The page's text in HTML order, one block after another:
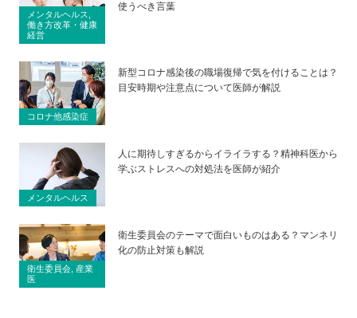
メンタルヘルス,
働き方改革・健康
経営
使うべき言葉
コロナ他感染症
新型コロナ感染後の職場復帰で気を付けることは？
目安時期や注意点について医師が解説
メンタルヘルス
人に期待しすぎるからイライラする？精神科医から
学ぶストレスへの対処法を医師が紹介
衛生委員会, 産業
医
衛生委員会のテーマで面白いものはある？マンネリ
化の防止対策も解説